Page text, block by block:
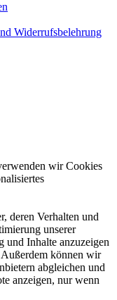
Widerrufsbelehrung
wir Cookies
deren Verhalten und
unserer
und Inhalte anzuzeigen
können wir
abgleichen und
anzeigen, nur wenn